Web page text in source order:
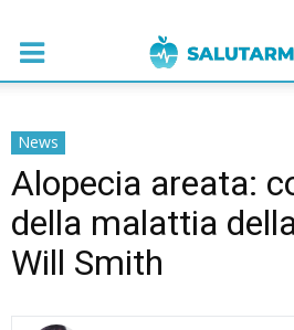
News
Alopecia areata:
della malattia
Will Smith